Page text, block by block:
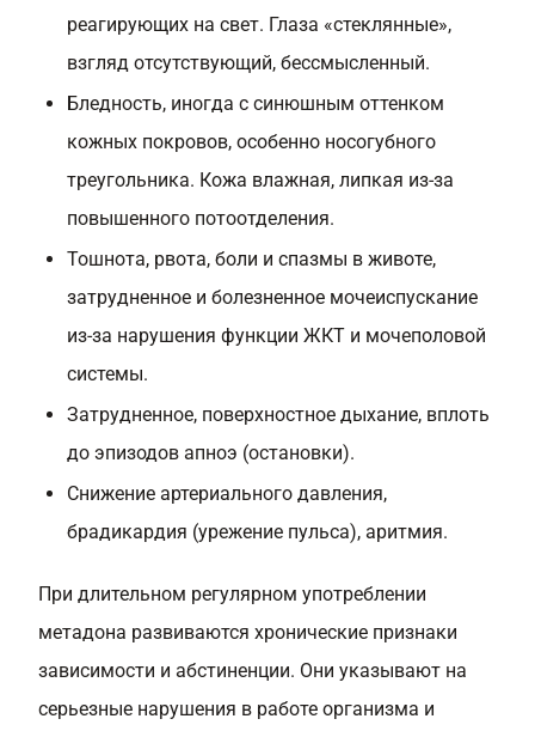
реагирующих на свет. Глаза «стеклянные»,
взгляд отсутствующий, бессмысленный.
Бледность, иногда с синюшным оттенком
кожных покровов, особенно носогубного
треугольника. Кожа влажная, липкая из-за
повышенного потоотделения.
Тошнота, рвота, боли и спазмы в животе,
затрудненное и болезненное мочеиспускание
из-за нарушения функции ЖКТ и мочеполовой
системы.
Затрудненное, поверхностное дыхание, вплоть
до эпизодов апноэ (остановки).
Снижение артериального давления,
брадикардия (урежение пульса), аритмия.
При длительном регулярном употреблении
метадона развиваются хронические признаки
зависимости и абстиненции. Они указывают на
серьезные нарушения в работе организма и